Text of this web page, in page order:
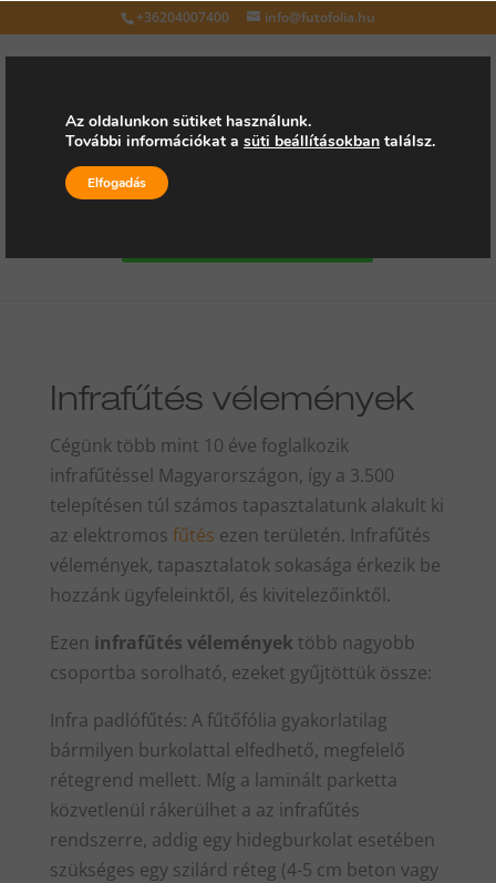
+36204007400 info@futofolia.hu
Válasszon oldalt
Infrafűtés vélemények
Cégünk több mint 10 éve foglalkozik
infrafűtéssel Magyarországon, így a 3.500
telepítésen túl számos tapasztalatunk alakult ki
az elektromos fűtés ezen területén. Infrafűtés
vélemények, tapasztalatok sokasága érkezik be
hozzánk ügyfeleinktől, és kivitelezőinktől.
Ezen infrafűtés vélemények több nagyobb
csoportba sorolható, ezeket gyűjtöttük össze:
Infra padlófűtés: A fűtőfólia gyakorlatilag
bármilyen burkolattal elfedhető, megfelelő
rétegrend mellett. Míg a laminált parketta
közvetlenül rákerülhet a az infrafűtés
rendszerre, addig egy hidegburkolat esetében
szükséges egy szilárd réteg (4-5 cm beton vagy
Az oldalunkon sütiket használunk.
További információkat a süti beállításokban találsz.
Elfogadás